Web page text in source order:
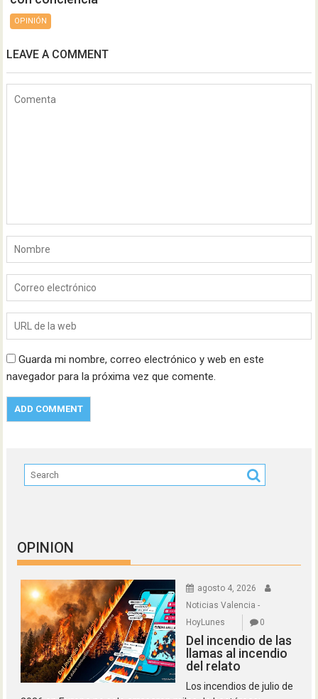
OPINIÓN
LEAVE A COMMENT
Guarda mi nombre, correo electrónico y web en este
navegador para la próxima vez que comente.
OPINION
agosto 4, 2026
Noticias Valencia -
HoyLunes
0
Del incendio de las
llamas al incendio
del relato
Los incendios de julio de